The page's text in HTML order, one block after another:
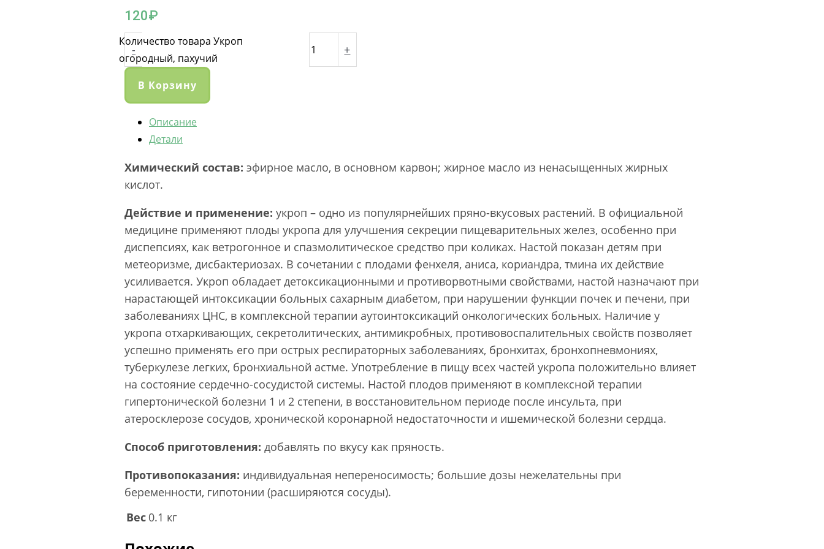
120₽
-
Количество товара Укроп
огородный, пахучий
+
В Корзину
Описание
Детали
Химический состав: эфирное масло, в основном карвон; жирное масло из ненасыщенных жирных
кислот.
Действие и применение: укроп – одно из популярнейших пряно-вкусовых растений. В официальной
медицине применяют плоды укропа для улучшения секреции пищеварительных желез, особенно при
диспепсиях, как ветрогонное и спазмолитическое средство при коликах. Настой показан детям при
метеоризме, дисбактериозах. В сочетании с плодами фенхеля, аниса, кориандра, тмина их действие
усиливается. Укроп обладает детоксикационными и противорвотными свойствами, настой назначают при
нарастающей интоксикации больных сахарным диабетом, при нарушении функции почек и печени, при
заболеваниях ЦНС, в комплексной терапии аутоинтоксикаций онкологических больных. Наличие у
укропа отхаркивающих, секретолитических, антимикробных, противовоспалительных свойств позволяет
успешно применять его при острых респираторных заболеваниях, бронхитах, бронхопневмониях,
туберкулезе легких, бронхиальной астме. Употребление в пищу всех частей укропа положительно влияет
на состояние сердечно-сосудистой системы. Настой плодов применяют в комплексной терапии
гипертонической болезни 1 и 2 степени, в восстановительном периоде после инсульта, при
атеросклерозе сосудов, хронической коронарной недостаточности и ишемической болезни сердца.
Способ приготовления: добавлять по вкусу как пряность.
Противопоказания: индивидуальная непереносимость; большие дозы нежелательны при
беременности, гипотонии (расширяются сосуды).
Вес 0.1 кг